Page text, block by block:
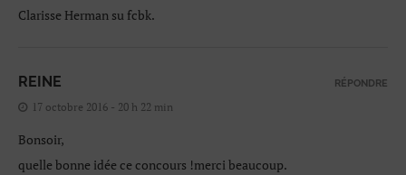
Clarisse Herman su fcbk.
REINE
17 octobre 2016 - 20 h 22 min
Bonsoir,
quelle bonne idée ce concours !merci beaucoup.
RÉPONDRE